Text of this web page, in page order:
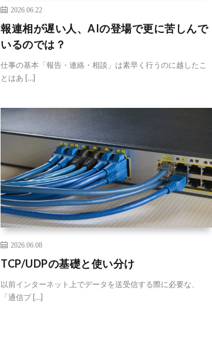
2026.06.22
報連相が遅い人、AIの登場で更に苦しんで
いるのでは？
仕事の基本「報告・連絡・相談」は素早く行うのに越したこ
とはあ […]
2026.06.08
TCP/UDPの基礎と使い分け
以前インターネット上でデータを送受信する際に必要な、
「通信プ […]